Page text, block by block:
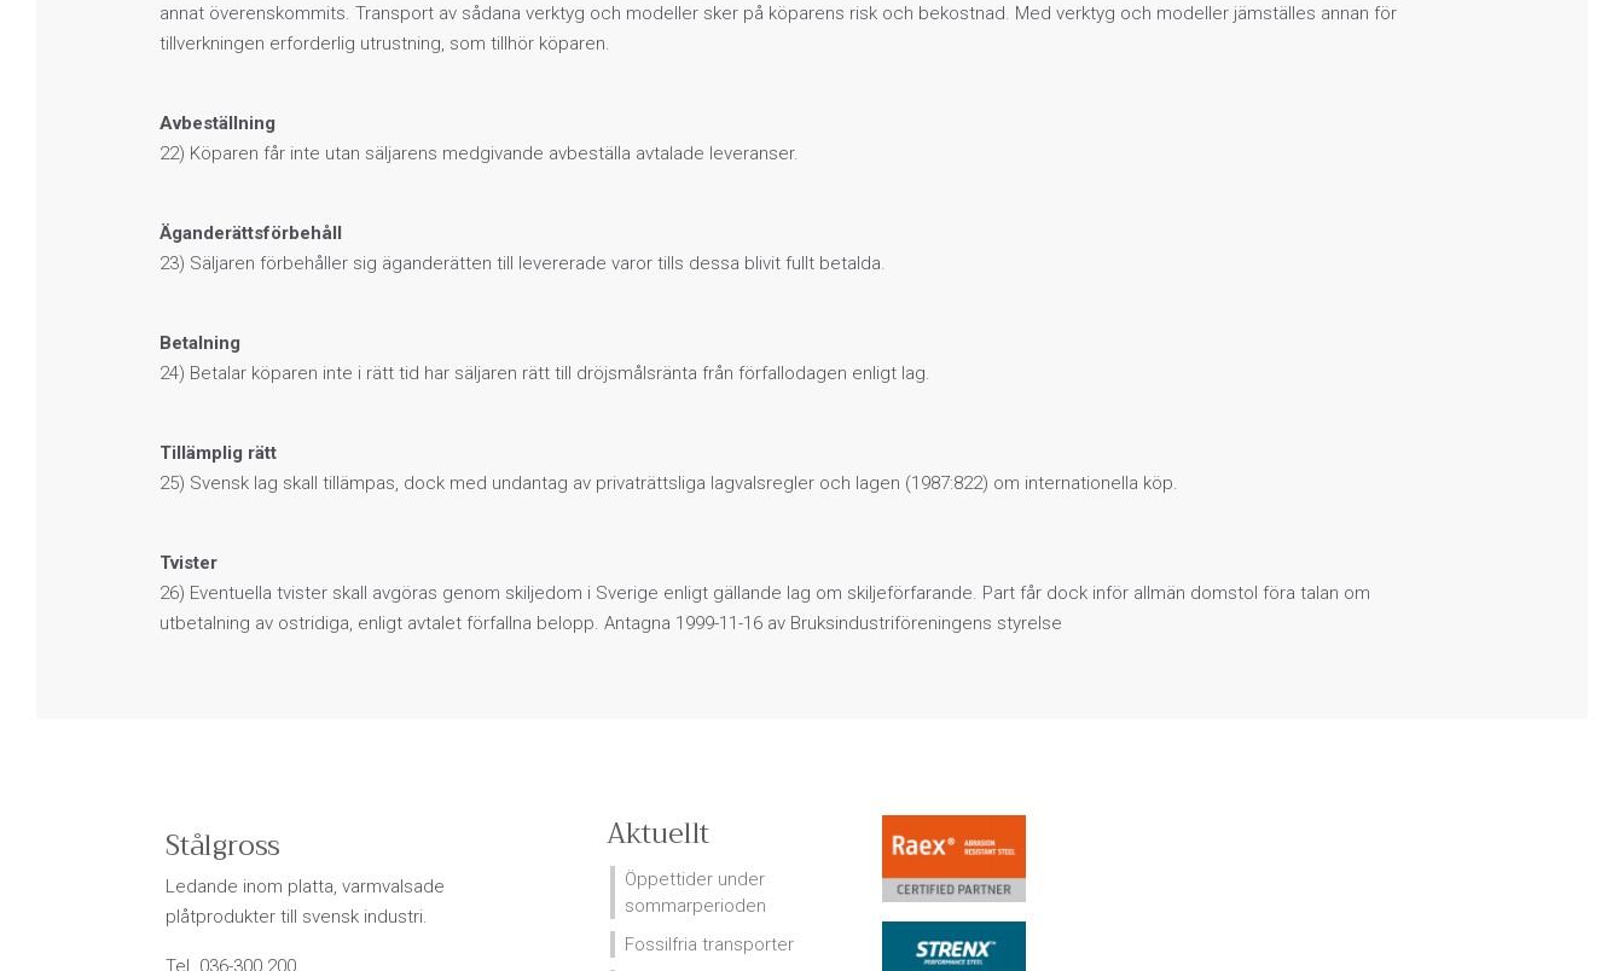
annat överenskommits. Transport av sådana verktyg och modeller sker på köparens risk och bekostnad. Med verktyg och modeller jämställes annan för
tillverkningen erforderlig utrustning, som tillhör köparen.
Avbeställning
22) Köparen får inte utan säljarens medgivande avbeställa avtalade leveranser.
Äganderättsförbehåll
23) Säljaren förbehåller sig äganderätten till levererade varor tills dessa blivit fullt betalda.
Betalning
24) Betalar köparen inte i rätt tid har säljaren rätt till dröjsmålsränta från förfallodagen enligt lag.
Tillämplig rätt
25) Svensk lag skall tillämpas, dock med undantag av privaträttsliga lagvalsregler och lagen (1987:822) om internationella köp.
Tvister
26) Eventuella tvister skall avgöras genom skiljedom i Sverige enligt gällande lag om skiljeförfarande. Part får dock inför allmän domstol föra talan om
utbetalning av ostridiga, enligt avtalet förfallna belopp. Antagna 1999-11-16 av Bruksindustriföreningens styrelse
Stålgross
Ledande inom platta, varmvalsade
plåtprodukter till svensk industri.
Tel. 036-300 200
Aktuellt
Öppettider under
sommarperioden
Fossilfria transporter